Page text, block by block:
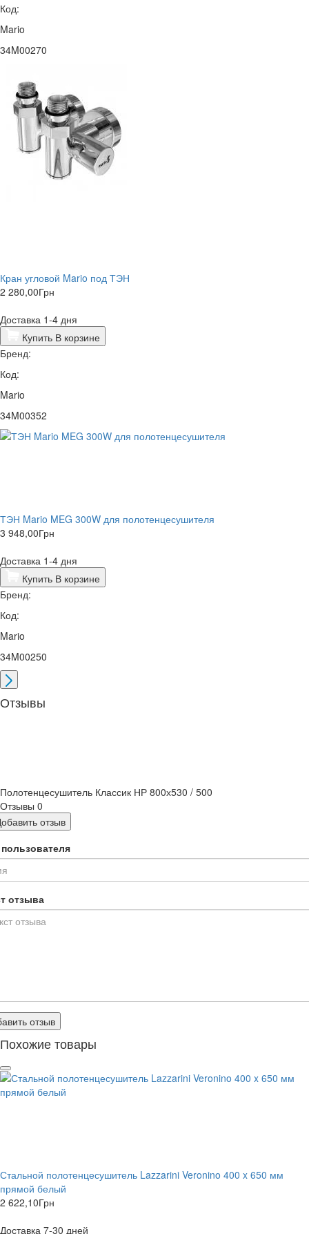
Код:
Mario
34M00270
Кран угловой Mario под ТЭН
2 280,00Грн
Доставка 1-4 дня
Купить В корзине
Бренд:
Код:
Mario
34M00352
ТЭН Mario MEG 300W для полотенцесушителя
3 948,00Грн
Доставка 1-4 дня
Купить В корзине
Бренд:
Код:
Mario
34M00250
Отзывы
Полотенцесушитель Классик НР 800х530 / 500
Отзывы 0
отзыв
отзыва
отзыв
Похожие товары
Стальной полотенцесушитель Lazzarini Veronino 400 x 650 мм
прямой белый
2 622,10Грн
Доставка 7-30 дней